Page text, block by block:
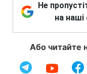
Не
на наші
Або читайте